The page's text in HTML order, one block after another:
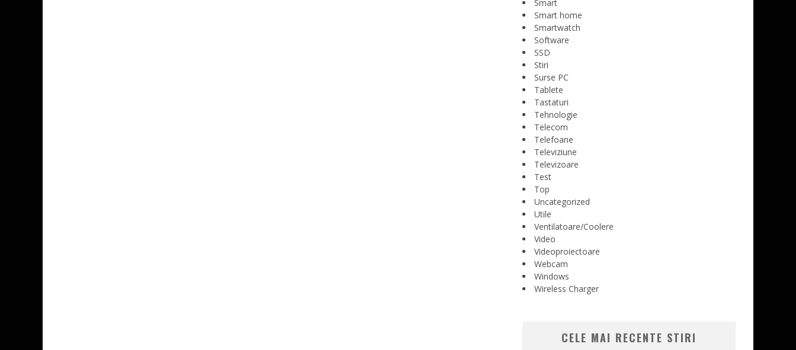
Smart
Smart home
Smartwatch
Software
SSD
Stiri
Surse PC
Tablete
Tastaturi
Tehnologie
Telecom
Telefoane
Televiziune
Televizoare
Test
Top
Uncategorized
Utile
Ventilatoare/Coolere
Video
Videoproiectoare
Webcam
Windows
Wireless Charger
CELE MAI RECENTE STIRI